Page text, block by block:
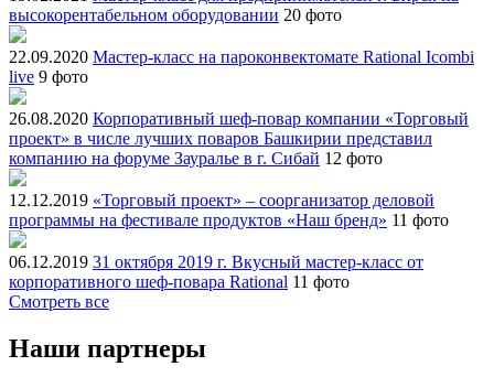
высокорентабельном оборудовании 20 фото
22.09.2020 Мастер-класс на пароконвектомате Rational Icombi
live 9 фото
26.08.2020 Корпоративный шеф-повар компании «Торговый
проект» в числе лучших поваров Башкирии представил
компанию на форуме Зауралье в г. Сибай 12 фото
12.12.2019 «Торговый проект» – соорганизатор деловой
программы на фестивале продуктов «Наш бренд» 11 фото
06.12.2019 31 октября 2019 г. Вкусный мастер-класс от
корпоративного шеф-повара Rational 11 фото
Смотреть все
Наши партнеры